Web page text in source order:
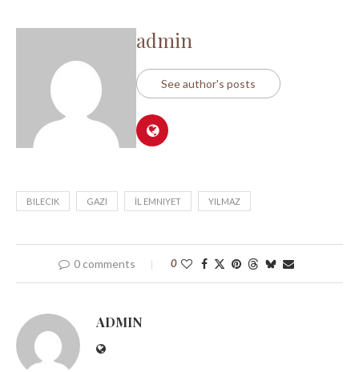
admin
See author's posts
BILECIK GAZI İL EMNIYET YILMAZ
0 comments 0
ADMIN